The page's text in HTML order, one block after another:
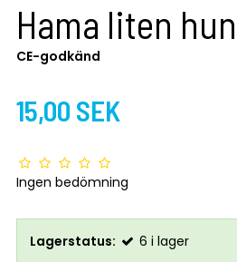
Hama liten
CE-godkänd
15,00 SEK
Ingen bedömning
Lagerstatus: 6 i lager